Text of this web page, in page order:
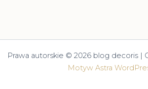
Prawa autorskie © 2026 blog decoris |
Motyw Astra